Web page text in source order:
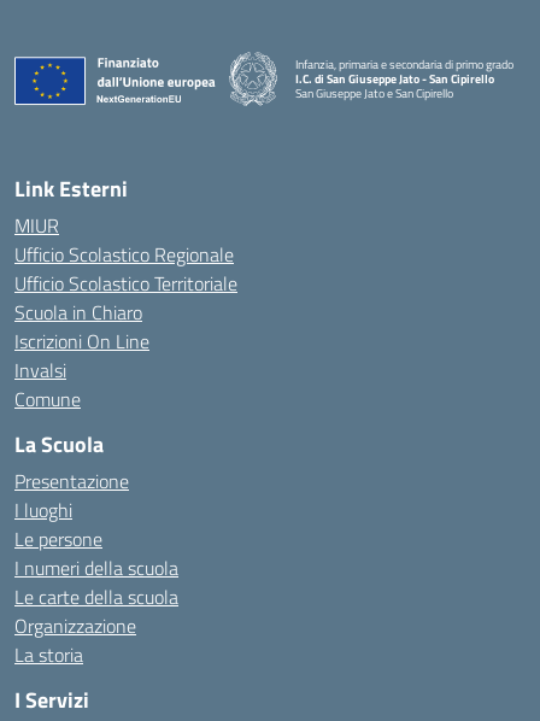
Infanzia, primaria e secondaria di primo grado
I.C. di San Giuseppe Jato - San Cipirello
San Giuseppe Jato e San Cipirello
Link Esterni
MIUR
Ufficio Scolastico Regionale
Ufficio Scolastico Territoriale
Scuola in Chiaro
Iscrizioni On Line
Invalsi
Comune
La Scuola
Presentazione
I luoghi
Le persone
I numeri della scuola
Le carte della scuola
Organizzazione
La storia
I Servizi